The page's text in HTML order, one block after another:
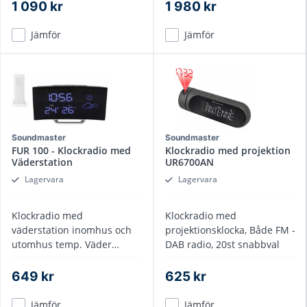
1 090 kr
Jämför
1 980 kr
Jämför
Soundmaster
FUR 100 - Klockradio med
Väderstation
Lagervara
Klockradio med
väderstation inomhus och
utomhus temp. Väder
649 kr
Soundmaster
Klockradio med projektion
UR6700AN
Lagervara
Klockradio med
projektionsklocka, Både FM -
DAB radio, 20st snabbval
625 kr